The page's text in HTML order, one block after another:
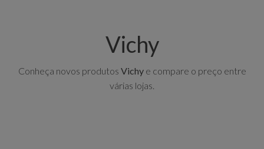
Vichy
Conheça novos produtos Vichye compare o preço entre
várias lojas.